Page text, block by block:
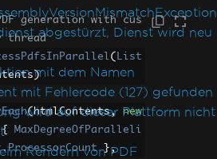
abgestürzt, Dienst wird neu
mit dem Namen
mit Fehlercode (127) gefunden
wird auf dieser Plattform nicht
Rendern von PDF
generation with cus
thread
( List
)
(htmlContents,
new
{
MaxDegreeOfParalleli
.ProcessorCount
},